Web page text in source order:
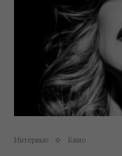
Интервью Кино